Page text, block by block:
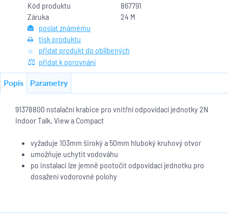
Kód produktu
867791
Záruka
24 M
poslat známému
tisk produktu
přidat produkt do oblíbených
přidat k porovnání
Popis Parametry
91378800 nstalační krabice pro vnitřní odpovídací jednotky 2N
Indoor Talk, View a Compact
vyžaduje 103mm široký a 50mm hluboký kruhový otvor
umožňuje uchytit vodováhu
po instalaci lze jemně pootočit odpovídací jednotku pro
dosažení vodorovné polohy